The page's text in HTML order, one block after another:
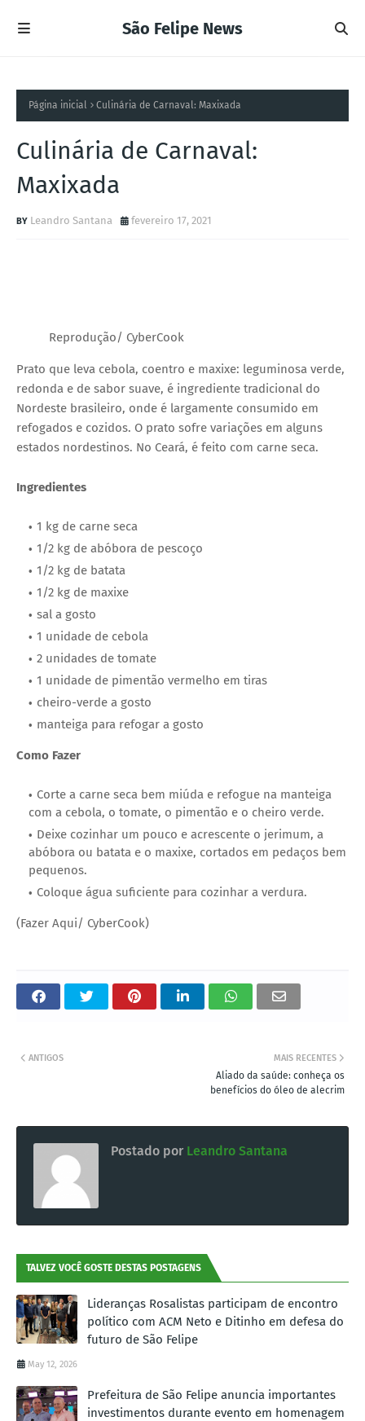
São Felipe News
Página inicial Culinária de Carnaval: Maxixada
Culinária de Carnaval:
Maxixada
Leandro Santana fevereiro 17, 2021
Reprodução/ CyberCook
Prato que leva cebola, coentro e maxixe: leguminosa verde,
redonda e de sabor suave, é ingrediente tradicional do
Nordeste brasileiro, onde é largamente consumido em
refogados e cozidos. O prato sofre variações em alguns
estados nordestinos. No Ceará, é feito com carne seca.
Ingredientes
1 kg de carne seca
1/2 kg de abóbora de pescoço
1/2 kg de batata
1/2 kg de maxixe
sal a gosto
1 unidade de cebola
2 unidades de tomate
1 unidade de pimentão vermelho em tiras
cheiro-verde a gosto
manteiga para refogar a gosto
Como Fazer
Corte a carne seca bem miúda e refogue na manteiga
com a cebola, o tomate, o pimentão e o cheiro verde.
Deixe cozinhar um pouco e acrescente o jerimum, a
abóbora ou batata e o maxixe, cortados em pedaços bem
pequenos.
Coloque água suficiente para cozinhar a verdura.
(Fazer Aqui/ CyberCook)
MAIS RECENTES
Aliado da saúde: conheça os
benefícios do óleo de alecrim
ANTIGOS
Postado por Leandro Santana
TALVEZ VOCÊ GOSTE DESTAS POSTAGENS
Lideranças Rosalistas participam de encontro
político com ACM Neto e Ditinho em defesa do
futuro de São Felipe
May 12, 2026
Prefeitura de São Felipe anuncia importantes
investimentos durante evento em homenagem